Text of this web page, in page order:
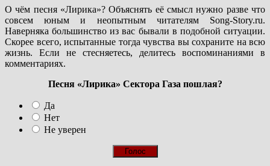
О чём песня «Лирика»? Объяснять её смысл нужно разве что
совсем юным и неопытным читателям Song-Story.ru.
Наверняка большинство из вас бывали в подобной ситуации.
Скорее всего, испытанные тогда чувства вы сохраните на всю
жизнь. Если не стесняетесь, делитесь воспоминаниями в
комментариях.
Песня «Лирика» Сектора Газа пошлая?
Да
Нет
Не уверен